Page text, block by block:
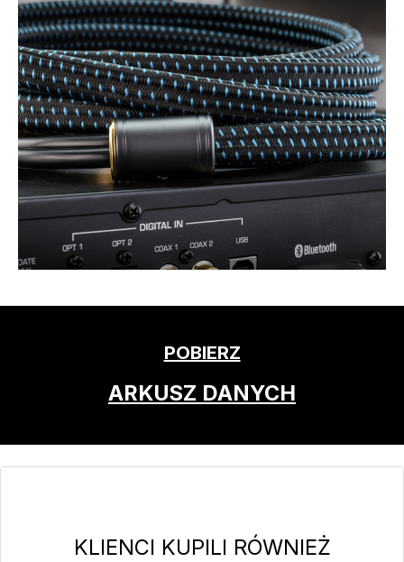
POBIERZ
ARKUSZ DANYCH
Pomiń galerię produktów
KLIENCI KUPILI RÓWNIEŻ